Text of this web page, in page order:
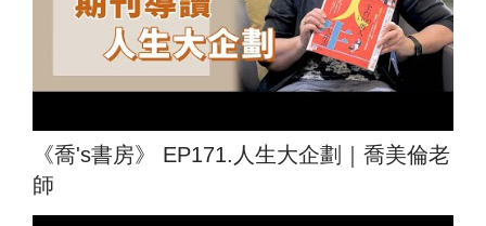
《喬's書房》 EP171.人生大企劃｜喬美倫老
師